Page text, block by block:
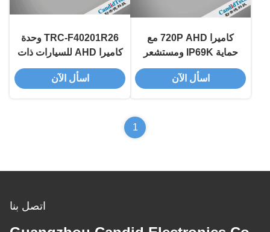
كاميرا 720P AHD مع
حماية IP69K ومستشعر
صورة CMOS لأنظمة
مساعدة السائق في
اسأل الآن
TRC-F40201R26 وحدة
كاميرا AHD للسيارات ذات
2MP قابلة للتطبيق لنظام
الرؤية المحيطة 360 درجة
اسأل الآن
1
اتصل بنا